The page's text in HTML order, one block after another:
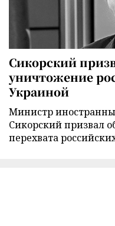
Сикорский
уничтожение
Украиной
Министр
Сикорский призвал
перехвата